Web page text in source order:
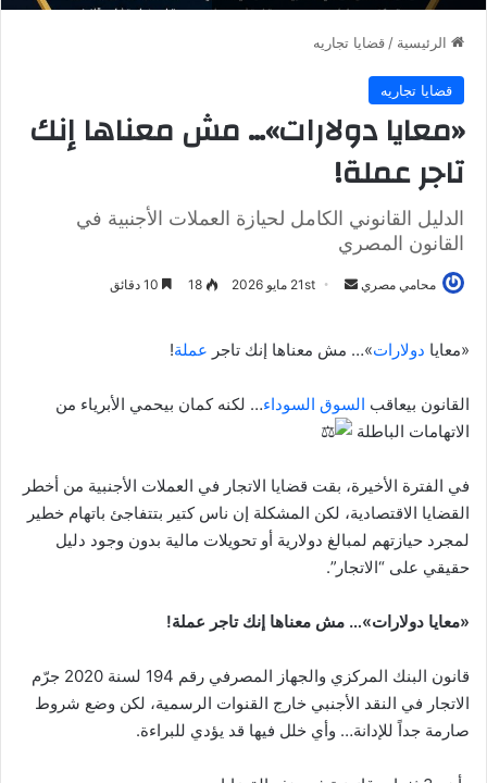
الرئيسية / قضايا تجاريه
قضايا تجاريه
«معايا دولارات»… مش معناها إنك
تاجر عملة!
الدليل القانوني الكامل لحيازة العملات الأجنبية في
القانون المصري
محامي مصري
أرسل 21st مايو 2026 18
«معايا دولارات»… مش معناها إنك تاجر عملة!
القانون بيعاقب السوق السوداء… لكنه كمان بيحمي الأبرياء من
الاتهامات الباطلة
في الفترة الأخيرة، بقت قضايا الاتجار في العملات الأجنبية من أخطر
القضايا الاقتصادية، لكن المشكلة إن ناس كتير بتتفاجئ باتهام خطير
لمجرد حيازتهم لمبالغ دولارية أو تحويلات مالية بدون وجود دليل
حقيقي على “الاتجار”.
«معايا دولارات»… مش معناها إنك تاجر عملة!
قانون البنك المركزي والجهاز المصرفي رقم 194 لسنة 2020 جرّم
الاتجار في النقد الأجنبي خارج القنوات الرسمية، لكن وضع شروط
صارمة جداً للإدانة… وأي خلل فيها قد يؤدي للبراءة.